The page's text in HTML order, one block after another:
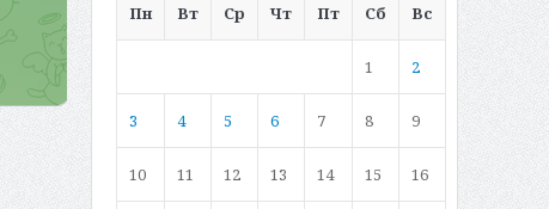
Пн
Вт Ср Чт Пт Сб Вс
1 2
3 4 5 6 7 8 9
10 11 12 13 14 15 16